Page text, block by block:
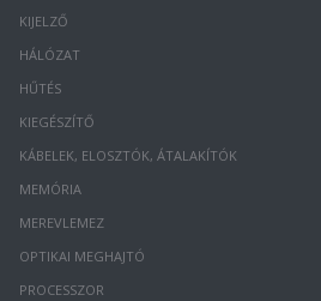
KIJELZŐ
HÁLÓZAT
HŰTÉS
KIEGÉSZÍTŐ
KÁBELEK, ELOSZTÓK, ÁTALAKÍTÓK
MEMÓRIA
MEREVLEMEZ
OPTIKAI MEGHAJTÓ
PROCESSZOR